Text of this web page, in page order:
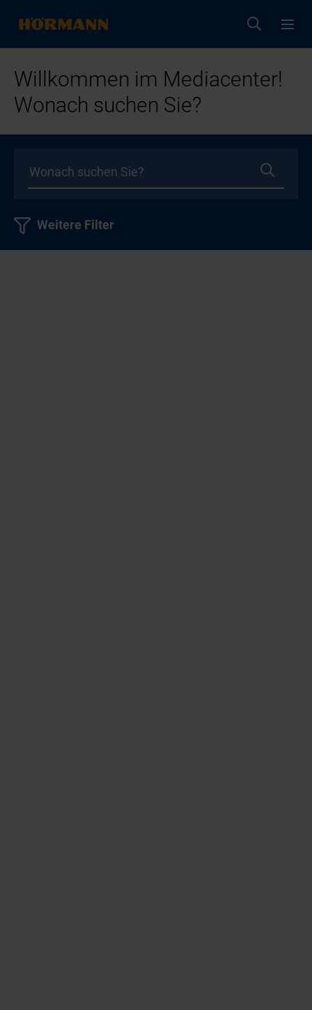
Willkommen im Mediacenter!
Wonach suchen Sie?
Weitere Filter